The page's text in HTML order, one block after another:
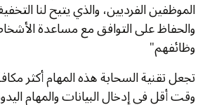
الموظفين الفرديين، والذي يتيح لنا
والحفاظ على التوافق مع مساعدة
وظائفهم"
تجعل تقنية السحابة هذه المهام أكثر
وقت أقل في إدخال البيانات والمهام